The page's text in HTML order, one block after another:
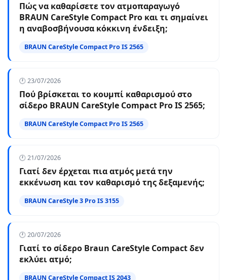
Πώς να καθαρίσετε τον ατμοπαραγωγό
BRAUN CareStyle Compact Pro και τι σημαίνει
η αναβοσβήνουσα κόκκινη ένδειξη;
BRAUN CareStyle Compact Pro IS 2565
🕐 23/07/2026
Πού βρίσκεται το κουμπί καθαρισμού στο
σίδερο BRAUN CareStyle Compact Pro IS 2565;
BRAUN CareStyle Compact Pro IS 2565
🕐 21/07/2026
Γιατί δεν έρχεται πια ατμός μετά την
εκκένωση και τον καθαρισμό της δεξαμενής;
BRAUN CareStyle 3 Pro IS 3155
🕐 20/07/2026
Γιατί το σίδερο Braun CareStyle Compact δεν
εκλύει ατμό;
BRAUN CareStyle Compact IS 2043